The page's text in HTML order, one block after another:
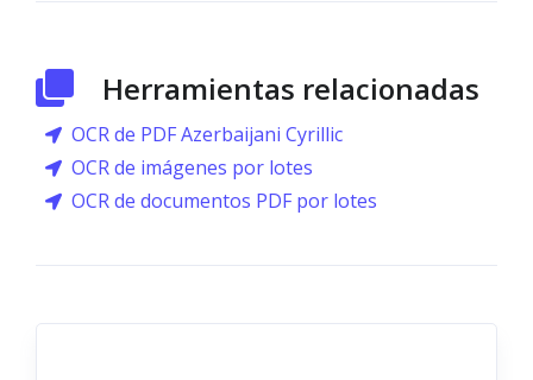
Herramientas relacionadas
OCR de PDF Azerbaijani Cyrillic
OCR de imágenes por lotes
OCR de documentos PDF por lotes